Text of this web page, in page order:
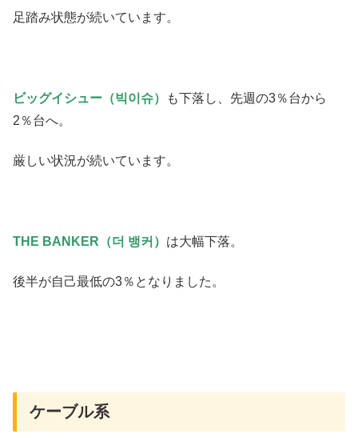
足踏み状態が続いています。
ビッグイシュー（빅이슈）
も下落し、先週の3％台から
2％台へ。
厳しい状況が続いています。
THE BANKER（더 뱅커） は大幅下落。
後半が自己最低の3％となりました。
ケーブル系